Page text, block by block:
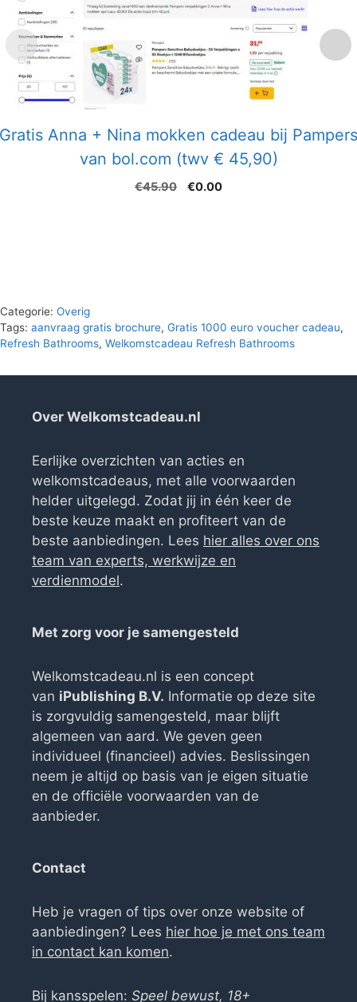
Gratis Anna + Nina mokken cadeau bij Pampers
van bol.com (twv € 45,90)
€45.90
Oorspronkelijke
€0.00Huidige
Categorie: Overig
Tags: aanvraag gratis brochure, Gratis 1000 euro voucher cadeau,
Refresh Bathrooms, Welkomstcadeau Refresh Bathrooms
Over Welkomstcadeau.nl
Eerlijke overzichten van acties en
welkomstcadeaus, met alle voorwaarden
helder uitgelegd. Zodat jij in één keer de
beste keuze maakt en profiteert van de
beste aanbiedingen. Lees hier alles over ons
team van experts, werkwijze en
verdienmodel.
Met zorg voor je samengesteld
Welkomstcadeau.nl is een concept
van iPublishing B.V. Informatie op deze site
is zorgvuldig samengesteld, maar blijft
algemeen van aard. We geven geen
individueel (financieel) advies. Beslissingen
neem je altijd op basis van je eigen situatie
en de officiële voorwaarden van de
aanbieder.
Contact
Heb je vragen of tips over onze website of
aanbiedingen? Lees hier hoe je met ons team
in contact kan komen.
Bij kansspelen: Speel bewust, 18+